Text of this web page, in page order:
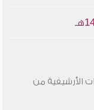
الأرشيفية من